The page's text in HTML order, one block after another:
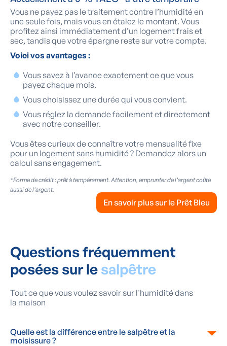
Vous ne payez pas le traitement contre l’humidité en
une seule fois, mais vous en étalez le montant. Vous
profitez ainsi immédiatement d’un logement frais et
sec, tandis que votre épargne reste sur votre compte.
Voici vos avantages :
Vous savez à l’avance exactement ce que vous
payez chaque mois.
Vous choisissez une durée qui vous convient.
Vous réglez la demande facilement et directement
avec notre conseiller.
Vous êtes curieux de connaître votre mensualité fixe
pour un logement sans humidité ? Demandez alors un
calcul sans engagement.
*Forme de crédit : prêt à tempérament. Attention, emprunter de l’argent coûte
aussi de l’argent.
En savoir plus sur le Prêt Bleu
Questions fréquemment
posées sur le salpêtre
Tout ce que vous voulez savoir sur l'humidité dans
la maison
Quelle est la différence entre le salpêtre et la
moisissure ?